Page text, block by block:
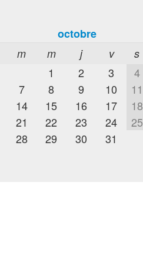
octobre
m m j v s
1 2 3 4
7 8 9 10 11
14 15 16 17 18
21 22 23 24 25
28 29 30 31